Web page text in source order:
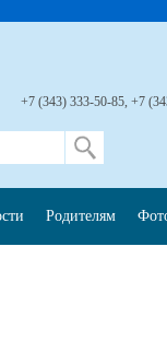
+7 (343) 333-50-85, +7
Родителям